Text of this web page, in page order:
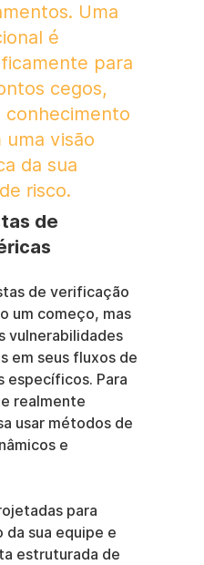
Uma
é
para
cegos,
visão
da sua
risco.
de
de verificação
um começo, mas
vulnerabilidades
em seus fluxos de
específicos. Para
realmente
usar métodos de
e
para
sua equipe e
estruturada de